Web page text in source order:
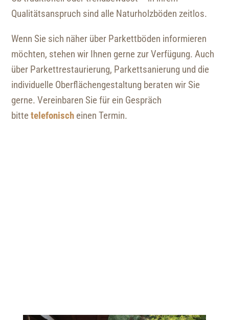
Qualitätsanspruch sind alle Naturholzböden zeitlos.
Wenn Sie sich näher über Parkettböden informieren
möchten, stehen wir Ihnen gerne zur Verfügung. Auch
über Parkettrestaurierung, Parkettsanierung und die
individuelle Oberflächengestaltung beraten wir Sie
gerne. Vereinbaren Sie für ein Gespräch
bittetelefonisch einen Termin.